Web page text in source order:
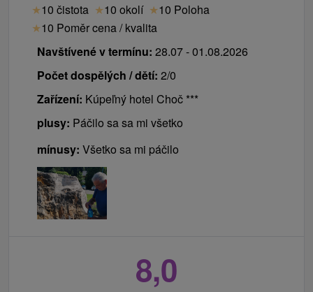
★10 čistota ★10 okolí ★10 Poloha
★10 Poměr cena / kvalita
Navštívené v termínu: 28.07 - 01.08.2026
Počet dospělých / dětí: 2/0
Zařízení: Kúpeľný hotel Choč ***
plusy: Páčilo sa sa mi všetko
mínusy: Všetko sa mi páčilo
8,0